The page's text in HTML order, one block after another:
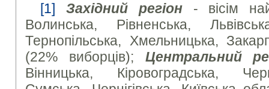
[1] Західний регіон- вісім
Волинська, Рівненська,
Тернопільська, Хмельницька,
(22% виборців); Центральний
Вінницька, Кіровоградська,